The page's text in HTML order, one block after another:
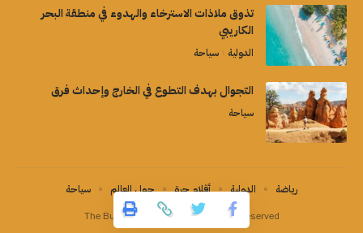
تذوق ملاذات الاسترخاء والهدوء في منطقة البحر
الكاريبي
الدولية سياحة
التجوال بهدف التطوع في الخارج وإحداث فرق
سياحة
The Buzz Magazine©2026 all right Reserved
رياضة الدولية أقلام حرة حول العالم سياحة